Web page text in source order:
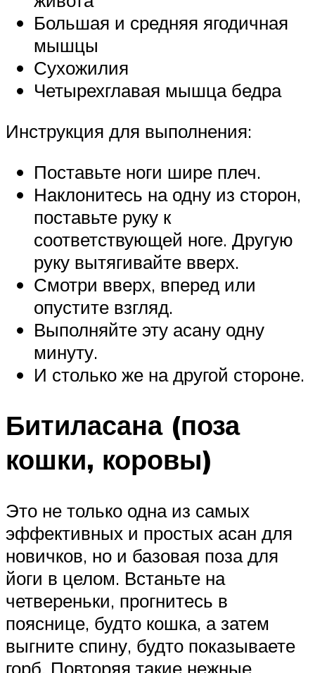
Большая и средняя ягодичная
мышцы
Сухожилия
Четырехглавая мышца бедра
Инструкция для выполнения:
Поставьте ноги шире плеч.
Наклонитесь на одну из сторон,
поставьте руку к
соответствующей ноге. Другую
руку вытягивайте вверх.
Смотри вверх, вперед или
опустите взгляд.
Выполняйте эту асану одну
минуту.
И столько же на другой стороне.
Битиласана (поза
кошки, коровы)
Это не только одна из самых
эффективных и простых асан для
новичков, но и базовая поза для
йоги в целом. Встаньте на
четвереньки, прогнитесь в
пояснице, будто кошка, а затем
выгните спину, будто показываете
горб. Повторяя такие нежные